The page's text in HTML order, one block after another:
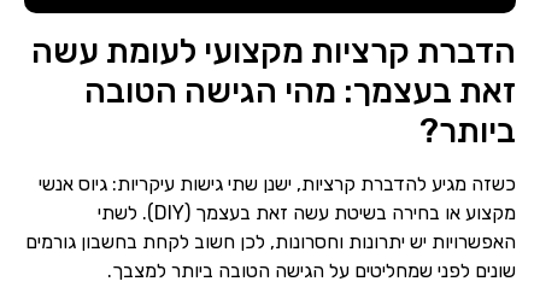
הדברת קרציות מקצועי לעומת עשה
זאת בעצמך: מהי הגישה הטובה
ביותר?
כשזה מגיע להדברת קרציות, ישנן שתי גישות עיקריות: גיוס אנשי
מקצוע או בחירה בשיטת עשה זאת בעצמך (DIY). לשתי
האפשרויות יש יתרונות וחסרונות, לכן חשוב לקחת בחשבון גורמים
שונים לפני שמחליטים על הגישה הטובה ביותר למצבך.